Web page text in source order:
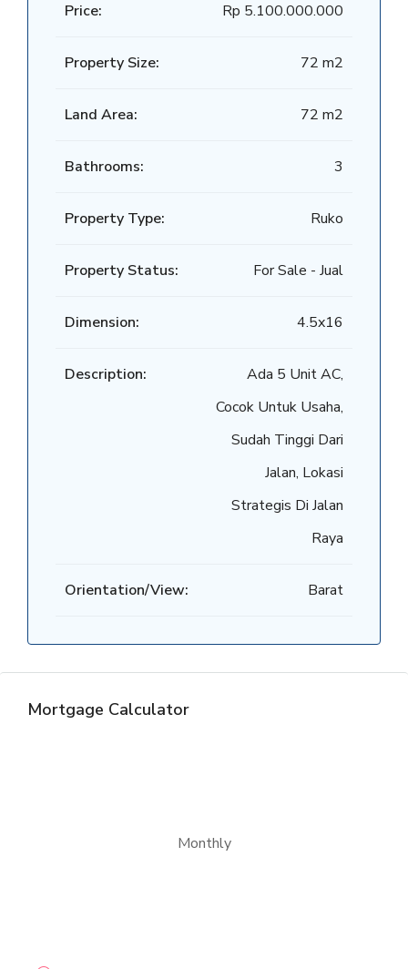
Price: Rp 5.100.000.000
Property Size: 72 m2
Land Area: 72 m2
Bathrooms: 3
Property Type: Ruko
Property Status: For Sale - Jual
Dimension: 4.5x16
Description:
Ada 5 Unit AC,
Cocok Untuk Usaha,
Sudah Tinggi Dari
Jalan, Lokasi
Strategis Di Jalan
Raya
Orientation/View: Barat
Mortgage Calculator
Monthly